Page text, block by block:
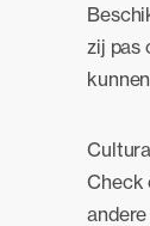
zij pas
Check